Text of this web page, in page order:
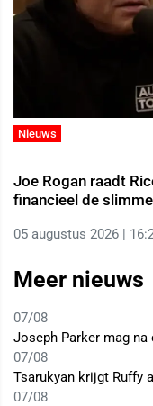
Nieuws
Joe Rogan raadt
financieel de
05 augustus 2026 |
Meer nieuws
07/08
Joseph Parker mag
07/08
Tsarukyan krijgt Ruffy
07/08